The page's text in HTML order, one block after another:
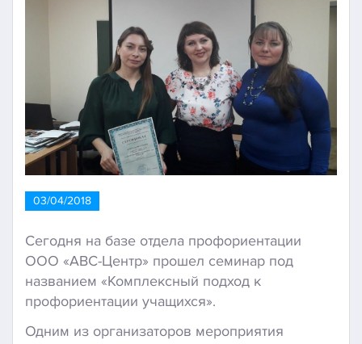
03/04/2018
Сегодня на базе отдела профориентации
ООО «АВС-Центр» прошел семинар под
названием «Комплексный подход к
профориентации учащихся».
Одним из организаторов мероприятия